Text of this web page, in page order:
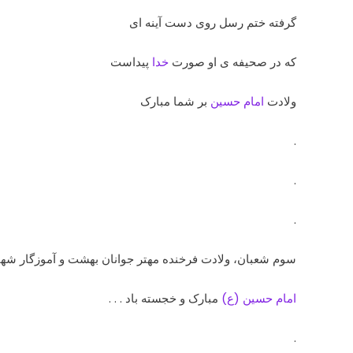
گرفته ختم رسل روی دست آینه ای
که در صحیفه ی او صورت خدا پیداست
ولادت امام حسین بر شما مبارک
.
.
.
سوم شعبان، ولادت فرخنده مهتر جوانان بهشت و آموزگار
امام حسین (ع) مبارک و خجسته باد . . .
.